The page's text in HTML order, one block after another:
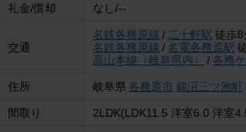
礼金/償却 なし/--
交通
名鉄各務原線 / 二十軒駅 徒歩8
名鉄各務原線 /名電各務原駅
高山本線（岐阜県内）
/ 各務
住所 岐阜県 各務原市 鵜沼三ツ池町
間取り 2LDK(LDK11.5 洋室6.0 洋室